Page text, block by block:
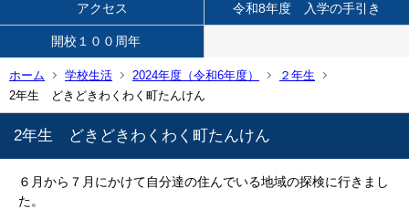
アクセス 令和8年度 入学の手引き
開校１００周年
ホーム 学校生活 2024年度（令和6年度）
２年生
2年生 どきどきわくわく町たんけん
2年生 どきどきわくわく町たんけん
６月から７月にかけて自分達の住んでいる地域の探検に行きまし
た。